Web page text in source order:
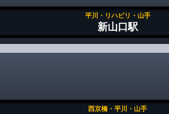
平川・リハビリ・山手
新山口駅
西京橋・平川・山手